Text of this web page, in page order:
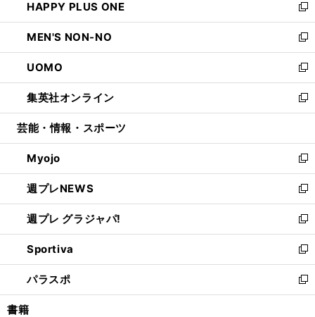
く
で
開
く
ド
ウ
で
開
く
ィ
ン
ド
ウ
で
開
く
い
ウ
ィ
ン
ド
ウ
で
開
HAPPY PLUS ONE
新
し
い
ウ
ィ
ン
ド
ウ
開
く
MEN'S NON-NO
新
し
い
ウ
ィ
ン
ウ
で
開
く
UOMO
新
し
い
ウ
ン
ド
ウ
で
開
く
集英社オンライン
新
し
ウ
ィ
ン
ド
ウ
で
開
く
芸能・情報・スポーツ
Myojo
新
し
い
ウ
ィ
ン
ド
ウ
で
開
週プレNEWS
新
し
い
ウ
ィ
ン
ド
ウ
週プレ グラジャパ!
新
し
い
ウ
ィ
ン
Sportiva
新
し
い
ウ
パラスポ
新
し
書籍